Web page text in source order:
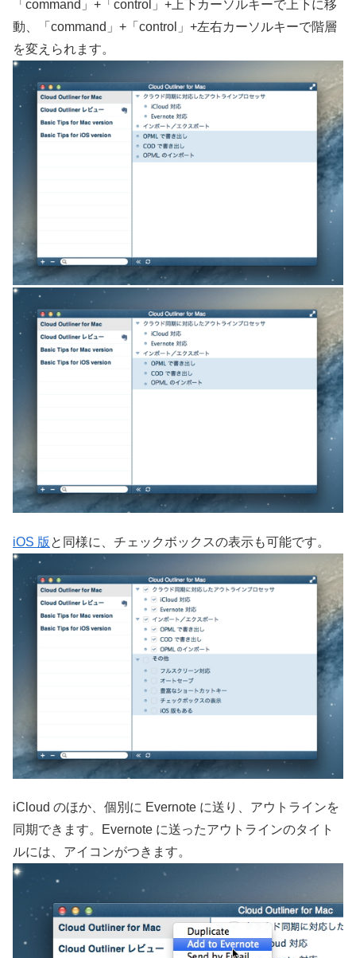
「command」+「control」+上下カーソルキーで上下に移
動、「command」+「control」+左右カーソルキーで階層
を変えられます。
iOS 版 と同様に、チェックボックスの表示も可能です。
iCloud のほか、個別に Evernote に送り、アウトラインを
同期できます。Evernote に送ったアウトラインのタイト
ルには、アイコンがつきます。